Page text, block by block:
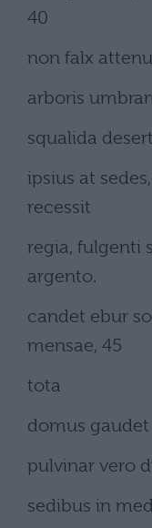
40
non falx
arboris
squalida
ipsius at
recessit
regia, fulgenti
argento.
candet ebur
mensae, 45
tota
domus
pulvinar vero
sedibus in